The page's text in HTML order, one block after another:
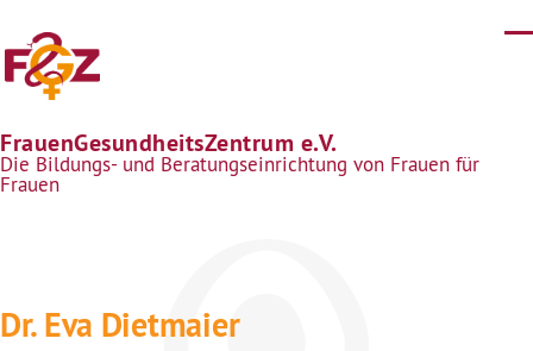
FrauenGesundheitsZentrum e.V.
Die Bildungs- und Beratungseinrichtung von Frauen für
Frauen
Dr. Eva Dietmaier